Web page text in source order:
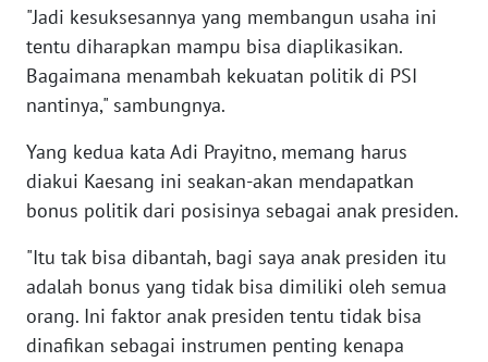
"Jadi kesuksesannya yang membangun usaha ini
tentu diharapkan mampu bisa diaplikasikan.
Bagaimana menambah kekuatan politik di PSI
nantinya," sambungnya.
Yang kedua kata Adi Prayitno, memang harus
diakui Kaesang ini seakan-akan mendapatkan
bonus politik dari posisinya sebagai anak presiden.
"Itu tak bisa dibantah, bagi saya anak presiden itu
adalah bonus yang tidak bisa dimiliki oleh semua
orang. Ini faktor anak presiden tentu tidak bisa
dinafikan sebagai instrumen penting kenapa
WN
KEPRI
PAPUA
WN
BARAT
WN
RIAU